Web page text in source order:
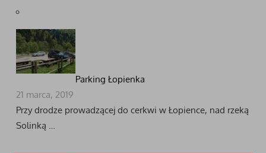
Parking Łopienka
21 marca, 2019
Przy drodze prowadzącej do cerkwi w Łopience, nad rzeką
Solinką …